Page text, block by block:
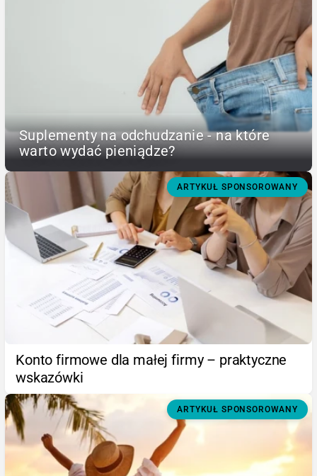
Suplementy na odchudzanie - na które
warto wydać pieniądze?
ARTYKUŁ SPONSOROWANY
Konto firmowe dla małej firmy – praktyczne
wskazówki
ARTYKUŁ SPONSOROWANY